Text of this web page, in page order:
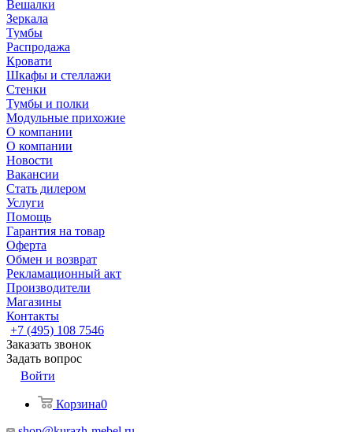
Вешалки
Зеркала
Тумбы
Распродажа
Кровати
Шкафы и стеллажи
Стенки
Тумбы и полки
Модульные прихожие
О компании
О компании
Новости
Вакансии
Стать дилером
Услуги
Помощь
Гарантия на товар
Оферта
Обмен и возврат
Рекламационный акт
Производители
Магазины
Контакты
+7 (495) 108 7546
Заказать звонок
Задать вопрос
Войти
Корзина0